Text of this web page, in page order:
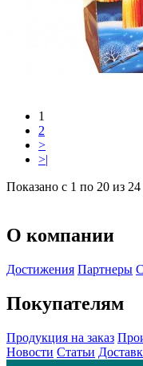
1
2
>
>|
Показано с 1 по 20 из
О компании
Достижения Партнеры
Покупателям
Продукция на заказ
Новости Статьи